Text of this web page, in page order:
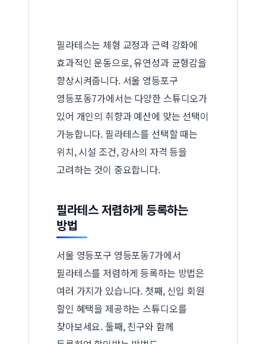
필라테스는 체형 교정과 근력 강화에
효과적인 운동으로, 유연성과 균형감을
향상시켜줍니다. 서울 영등포구
영등포동7가에서는 다양한 스튜디오가
있어 개인의 취향과 예산에 맞는 선택이
가능합니다. 필라테스를 선택할 때는
위치, 시설 조건, 강사의 자격 등을
고려하는 것이 중요합니다.
필라테스 저렴하게 등록하는
방법
서울 영등포구 영등포동7가에서
필라테스를 저렴하게 등록하는 방법은
여러 가지가 있습니다. 첫째, 신입 회원
할인 혜택을 제공하는 스튜디오를
찾아보세요. 둘째, 친구와 함께